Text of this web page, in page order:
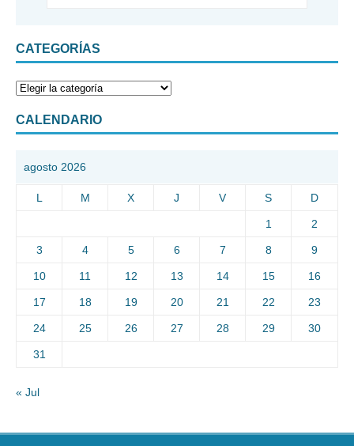
CATEGORÍAS
CALENDARIO
agosto 2026
L M X J V S D
1 2
3 4 5 6 7 8 9
10 11 12 13 14 15 16
17 18 19 20 21 22 23
24 25 26 27 28 29 30
31
« Jul